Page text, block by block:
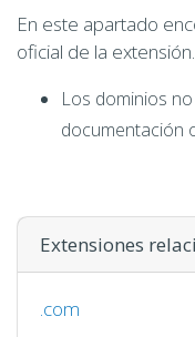
En este apartado
oficial de la extensión.
Los dominios
documentación
Extensiones
.com